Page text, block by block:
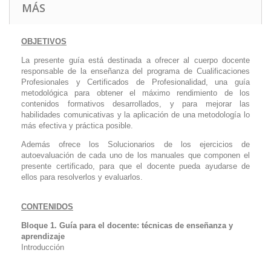
MÁS
OBJETIVOS
La presente guía está destinada a ofrecer al cuerpo docente
responsable de la enseñanza del programa de Cualificaciones
Profesionales y Certificados de Profesionalidad, una guía
metodológica para obtener el máximo rendimiento de los
contenidos formativos desarrollados, y para mejorar las
habilidades comunicativas y la aplicación de una metodología lo
más efectiva y práctica posible.
Además ofrece los Solucionarios de los ejercicios de
autoevaluación de cada uno de los manuales que componen el
presente certificado, para que el docente pueda ayudarse de
ellos para resolverlos y evaluarlos.
CONTENIDOS
Bloque 1. Guía para el docente: técnicas de enseñanza y
aprendizaje
Introducción